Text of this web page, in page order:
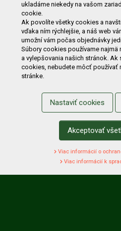
Zľavy
Novinky
Výzvy pre obce a firmy
NAKUPOVANIE
Obchodné podmienky
Reklamačný poriadok
Odstúpenie od kúpy
Alternatívne riešenie sporu
Používanie cookies
Nákup
Registrácia
Zmena hesla
Prihlasiť sa na
ukladáme niekedy na vašom
cookie.
Ak povolíte všetky cookies a
vďaka ním rýchlejšie, a náš web
umožní vám počas objednávky
Súbory cookies používame najmä
a vylepšovania našich stránok.
cookies, nebudete môcť používať
stránke.
Nastaviť cookies
Akceptovať
Viac informácií o
Viac informácií k